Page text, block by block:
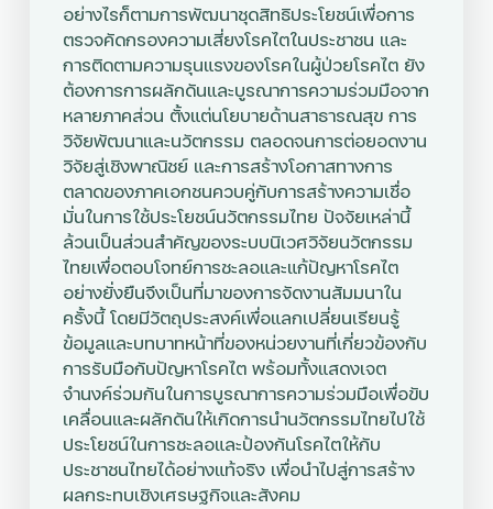
อย่างไรก็ตามการพัฒนาชุดสิทธิประโยชน์เพื่อการ
ตรวจคัดกรองความเสี่ยงโรคไตในประชาชน และ
การติดตามความรุนแรงของโรคในผู้ป่วยโรคไต ยัง
ต้องการการผลักดันและบูรณาการความร่วมมือจาก
หลายภาคส่วน ตั้งแต่นโยบายด้านสาธารณสุข การ
วิจัยพัฒนาและนวัตกรรม ตลอดจนการต่อยอดงาน
วิจัยสู่เชิงพาณิชย์ และการสร้างโอกาสทางการ
ตลาดของภาคเอกชนควบคู่กับการสร้างความเชื่อ
มั่นในการใช้ประโยชน์นวัตกรรมไทย ปัจจัยเหล่านี้
ล้วนเป็นส่วนสำคัญของระบบนิเวศวิจัยนวัตกรรม
ไทยเพื่อตอบโจทย์การชะลอและแก้ปัญหาโรคไต
อย่างยั่งยืนจึงเป็นที่มาของการจัดงานสัมมนาใน
ครั้งนี้ โดยมีวัตถุประสงค์เพื่อแลกเปลี่ยนเรียนรู้
ข้อมูลและบทบาทหน้าที่ของหน่วยงานที่เกี่ยวข้องกับ
การรับมือกับปัญหาโรคไต พร้อมทั้งแสดงเจต
จำนงค์ร่วมกันในการบูรณาการความร่วมมือเพื่อขับ
เคลื่อนและผลักดันให้เกิดการนำนวัตกรรมไทยไปใช้
ประโยชน์ในการชะลอและป้องกันโรคไตให้กับ
ประชาชนไทยได้อย่างแท้จริง เพื่อนำไปสู่การสร้าง
ผลกระทบเชิงเศรษฐกิจและสังคม